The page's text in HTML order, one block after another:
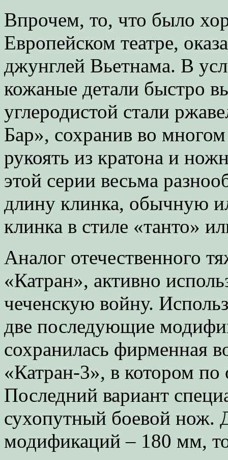
Впрочем, то, что было
Европейском театре,
джунглей Вьетнама. В
кожаные детали быстро
углеродистой стали
Бар», сохранив во
рукоять из кратона и
этой серии весьма
длину клинка, обычную
клинка в стиле «танто»
Аналог отечественного
«Катран», активно
чеченскую войну.
две последующие
сохранилась фирменная
«Катран-3», в котором по
Последний вариант
сухопутный боевой нож.
модификаций – 180 мм,